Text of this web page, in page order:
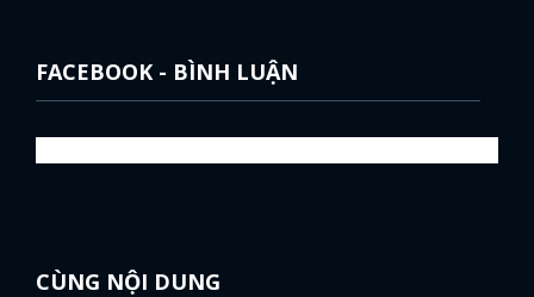
FACEBOOK - BÌNH LUẬN
CÙNG NỘI DUNG